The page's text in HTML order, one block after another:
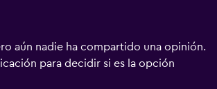
aún nadie ha compartido una opinión.
para decidir si es la opción